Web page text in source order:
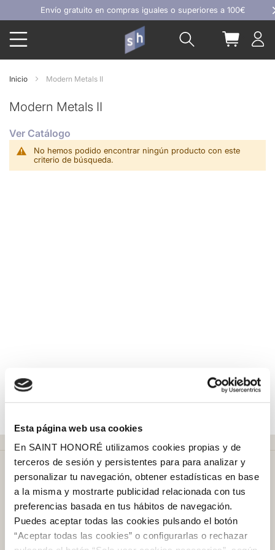
Esta página web usa cookies
En SAINT HONORÉ utilizamos cookies propias y de
terceros de sesión y persistentes para para analizar y
personalizar tu navegación, obtener estadísticas en base
a la misma y mostrarte publicidad relacionada con tus
preferencias basada en tus hábitos de navegación.
Puedes aceptar todas las cookies pulsando el botón
“Aceptar todas las cookies” o configurarlas o rechazar
Ir
al
contenido
Envío gratuito en compras iguales o superiores a 100€
Buscar Mi
Inicio Modern Metals II
Modern Metals II
Ver Catálogo
No hemos podido encontrar ningún producto con este
criterio de búsqueda.
Más de 50 añosen el mercado